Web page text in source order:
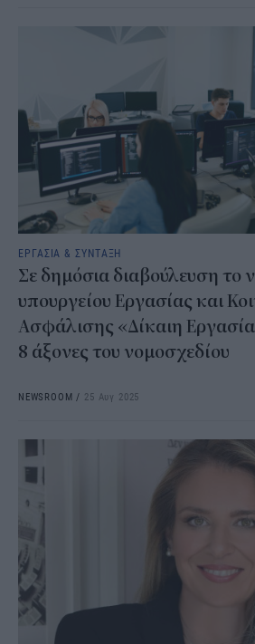
ΕΡΓΑΣΙΑ & ΣΥΝΤΑΞΗ
Σε δημόσια διαβούλευση το
υπουργείου Εργασίας και
Ασφάλισης «Δίκαιη
8 άξονες του νομοσχεδίου
NEWSROOM / 25 Αυγ 2025